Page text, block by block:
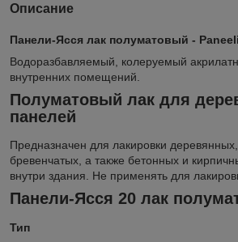
Описание
Панели-Ясся лак полуматовый -
Водоразбавляемый, колеруемый
внутренних помещений.
Полуматовый лак для
панелей
Предназначен для лакировки
бревенчатых, а также бетонных и
внутри здания. Не применять для
Панели-Ясся 20 лак
Тип